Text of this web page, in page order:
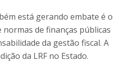
está gerando embate é o
de finanças públicas
da gestão fiscal. A
da LRF no Estado.